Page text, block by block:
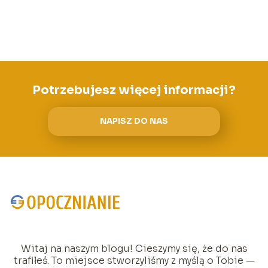
Potrzebujesz więcej informacji?
NAPISZ DO NAS
Witaj na naszym blogu! Cieszymy się, że do nas
trafiłeś. To miejsce stworzyliśmy z myślą o Tobie —